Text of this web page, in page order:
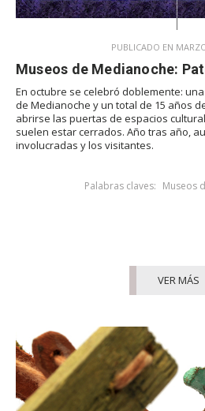
PUBLICADO EN
Museos de Medianoche:
En octubre se celebró doblemente:
de Medianoche y un total de 15 años
abrirse las puertas de espacios
suelen estar cerrados. Año tras año,
involucradas y los visitantes.
Palabras claves: Museos
VER MÁS